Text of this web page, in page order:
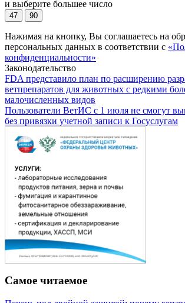
и выберите большее число
47 90
Нажимая на кнопку, Вы соглашаетесь на
персональных данных в соответствии с
конфиденциальности»
Законодательство
FDA представило план по расширению
ветпрепаратов для животных с редкими
малочисленных видов
Пользователи ВетИС с 1 июля не смогут
без привязки учетной записи к Госуслугам
Самое читаемое